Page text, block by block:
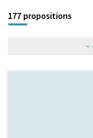
177 propositions